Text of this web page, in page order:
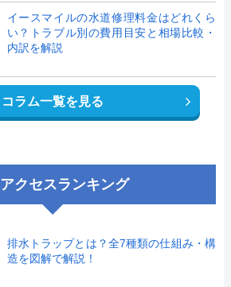
イースマイルの水道修理料金はどれくら
い？トラブル別の費用目安と相場比較・
内訳を解説
コラム一覧を見る
アクセスランキング
排水トラップとは？全7種類の仕組み・構
造を図解で解説！